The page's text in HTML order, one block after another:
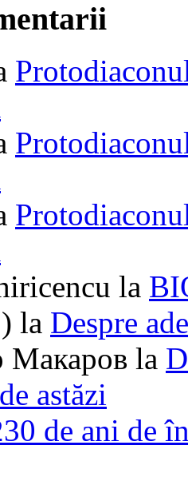
la
la Despre
Макаров la
astăzi
de ani de